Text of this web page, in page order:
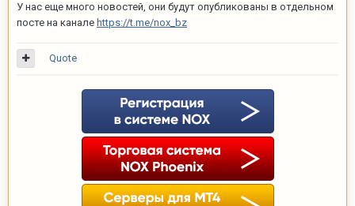
У нас еще много новостей, они будут опубликованы в отдельном
посте на канале https://t.me/nox_bz
Quote